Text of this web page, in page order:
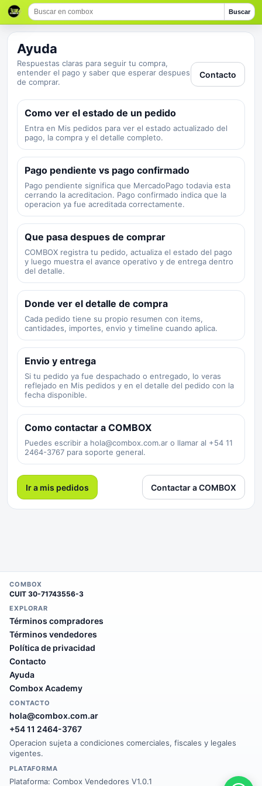
Buscar
Ayuda
Respuestas claras para seguir tu compra,
entender el pago y saber que esperar despues
de comprar.
Contacto
Como ver el estado de un pedido
Entra en Mis pedidos para ver el estado actualizado del
pago, la compra y el detalle completo.
Pago pendiente vs pago confirmado
Pago pendiente significa que MercadoPago todavia esta
cerrando la acreditacion. Pago confirmado indica que la
operacion ya fue acreditada correctamente.
Que pasa despues de comprar
COMBOX registra tu pedido, actualiza el estado del pago
y luego muestra el avance operativo y de entrega dentro
del detalle.
Donde ver el detalle de compra
Cada pedido tiene su propio resumen con items,
cantidades, importes, envio y timeline cuando aplica.
Envio y entrega
Si tu pedido ya fue despachado o entregado, lo veras
reflejado en Mis pedidos y en el detalle del pedido con la
fecha disponible.
Como contactar a COMBOX
Puedes escribir a hola@combox.com.ar o llamar al +54 11
2464-3767 para soporte general.
Ir a mis pedidos Contactar a COMBOX
COMBOX
CUIT 30-71743556-3
EXPLORAR
Términos compradores
Términos vendedores
Política de privacidad
Contacto
Ayuda
Combox Academy
CONTACTO
hola@combox.com.ar
+54 11 2464-3767
Operacion sujeta a condiciones comerciales, fiscales y legales
vigentes.
PLATAFORMA
Plataforma: Combox Vendedores V1.0.1